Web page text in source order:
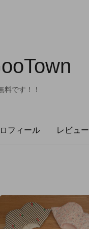
料です！！
フィール レビュー